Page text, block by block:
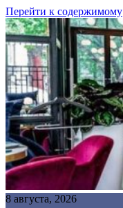
Перейти к содержимому
8 августа, 2026